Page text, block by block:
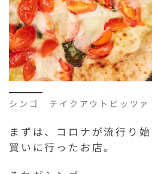
シンゴ テイクアウトピッツァ
まずは、コロナが流行り
買いに行ったお店。